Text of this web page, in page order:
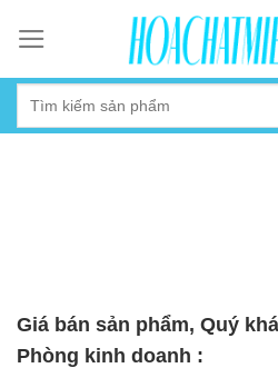
content
Giá bán sản phẩm, Quý
Phòng kinh doanh :